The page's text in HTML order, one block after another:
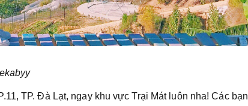
TP. Đà Lạt, ngay khu vực Trại Mát luôn nha! Các bạn